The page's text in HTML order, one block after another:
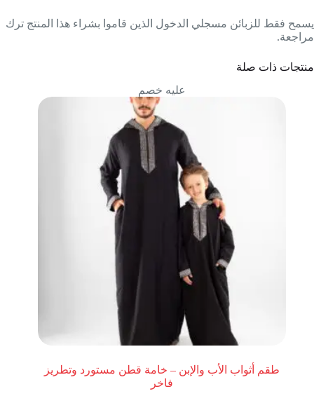
يسمح فقط للزبائن مسجلي الدخول الذين قاموا بشراء هذا المنتج ترك
مراجعة.
منتجات ذات صلة
عليه خصم
طقم أثواب الأب والإبن – خامة قطن مستورد وتطريز
فاخر